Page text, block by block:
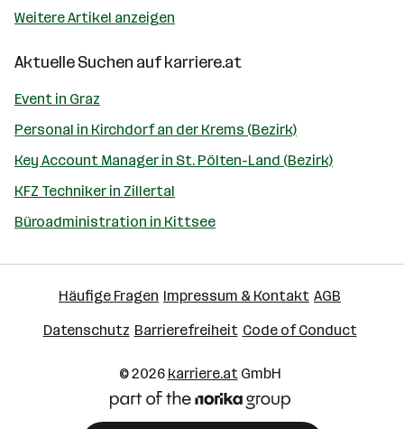
Weitere Artikel anzeigen
Aktuelle Suchen aufkarriere.at
Event in Graz
Personal in Kirchdorf an der Krems (Bezirk)
Key Account Manager in St. Pölten-Land (Bezirk)
KFZ Techniker in Zillertal
Büroadministration in Kittsee
Häufige Fragen Impressum & Kontakt AGB
Datenschutz Barrierefreiheit Code of Conduct
© 2026 karriere.atGmbH